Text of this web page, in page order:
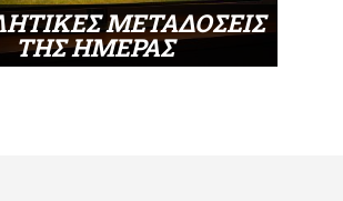
ΜΕΤΑΔΟΣΕΙΣ
ΤΗΣ ΗΜΕΡΑΣ